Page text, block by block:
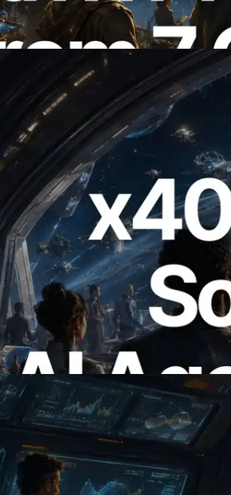
RPC com suporte a
que agentes de IA
pelas APIs de que